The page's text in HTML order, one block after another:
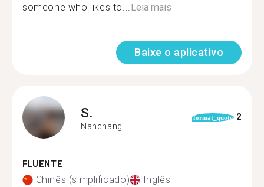
someone who likes to... Leia mais
Baixe o aplicativo
S.
Nanchang
format_quote 2
FLUENTE
Chinês (simplificado) Inglês